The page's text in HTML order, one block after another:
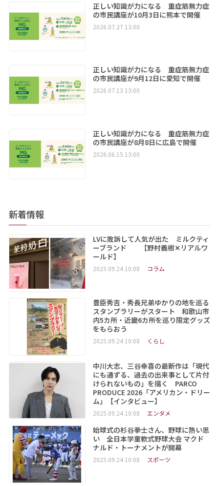
正しい知識が力になる 重症筋無力症
の市民講座が10月3日に熊本で開催
2026.07.27 13:00
正しい知識が力になる 重症筋無力症
の市民講座が9月12日に愛知で開催
2026.07.13 13:00
正しい知識が力になる 重症筋無力症
の市民講座が8月8日に広島で開催
2026.06.15 13:00
新着情報
LVに敗訴して人気が出た ミルクティ
ーブランド 【野村義樹✕リアルワ
ールド】
2025.09.24 10:08 コラム
豊臣秀吉・秀長兄弟ゆかりの地を巡る
スタンプラリーがスタート 和歌山市
内5カ所・近畿6カ所を巡り限定グッズ
をもらおう
2025.09.24 10:08 くらし
中川大志、三谷幸喜の最新作は「現代
にも通ずる、過去の出来事として片付
けられないもの」を描く PARCO
PRODUCE 2026「アメリカン・ドリー
ム」【インタビュー】
2025.09.24 10:08 エンタメ
始球式の杉谷拳士さん、野球に熱い思
い 全日本学童軟式野球大会 マクド
ナルド・トーナメントが開幕
2025.09.24 10:08 スポーツ